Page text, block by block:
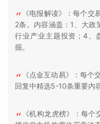
《电报解读》：每个
2条。内容涵盖：1、大政
行业产业主题投资；4、
掘。
《点金互动易》：每
回复中精选5-10条重要内
《机构龙虎榜》：每